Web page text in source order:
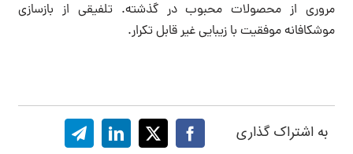
مروری از محصولات محبوب در گذشته. تلفیقی از بازسازی
موشکافانه موفقیت‌ با زیبایی غیر قابل تکرار.
به اشتراک گذاری